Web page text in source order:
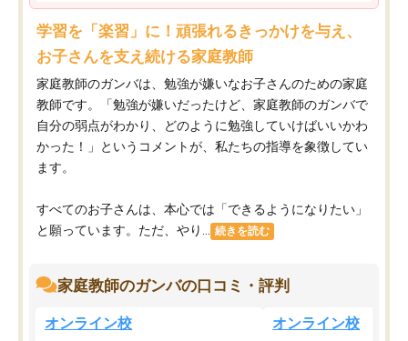
学習を「楽習」に！頑張れるきっかけを与え、
お子さんを支え続ける家庭教師
家庭教師のガンバは、勉強が嫌いなお子さんのための家庭
教師です。「勉強が嫌いだったけど、家庭教師のガンバで
自分の弱点がわかり、どのように勉強していけばいいかわ
かった！」というコメントが、私たちの指導を象徴してい
ます。
すべてのお子さんは、本心では「できるようになりたい」
と願っています。ただ、やり...
続きを読む
家庭教師のガンバの口コミ・評判
オンライン校 オンライン校